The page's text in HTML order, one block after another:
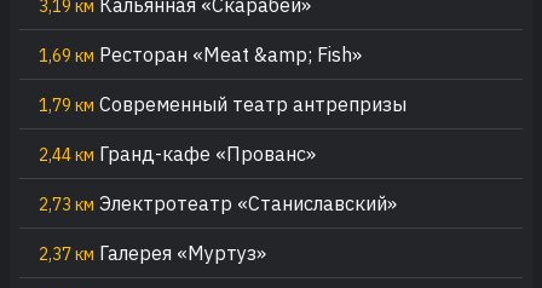
3,19 км
1,69 км Ресторан «Meat &amp; Fish»
1,79 км Современный театр антрепризы
2,44 км Гранд-кафе «Прованс»
2,73 км Электротеатр «Станиславский»
2,37 км Галерея «Муртуз»